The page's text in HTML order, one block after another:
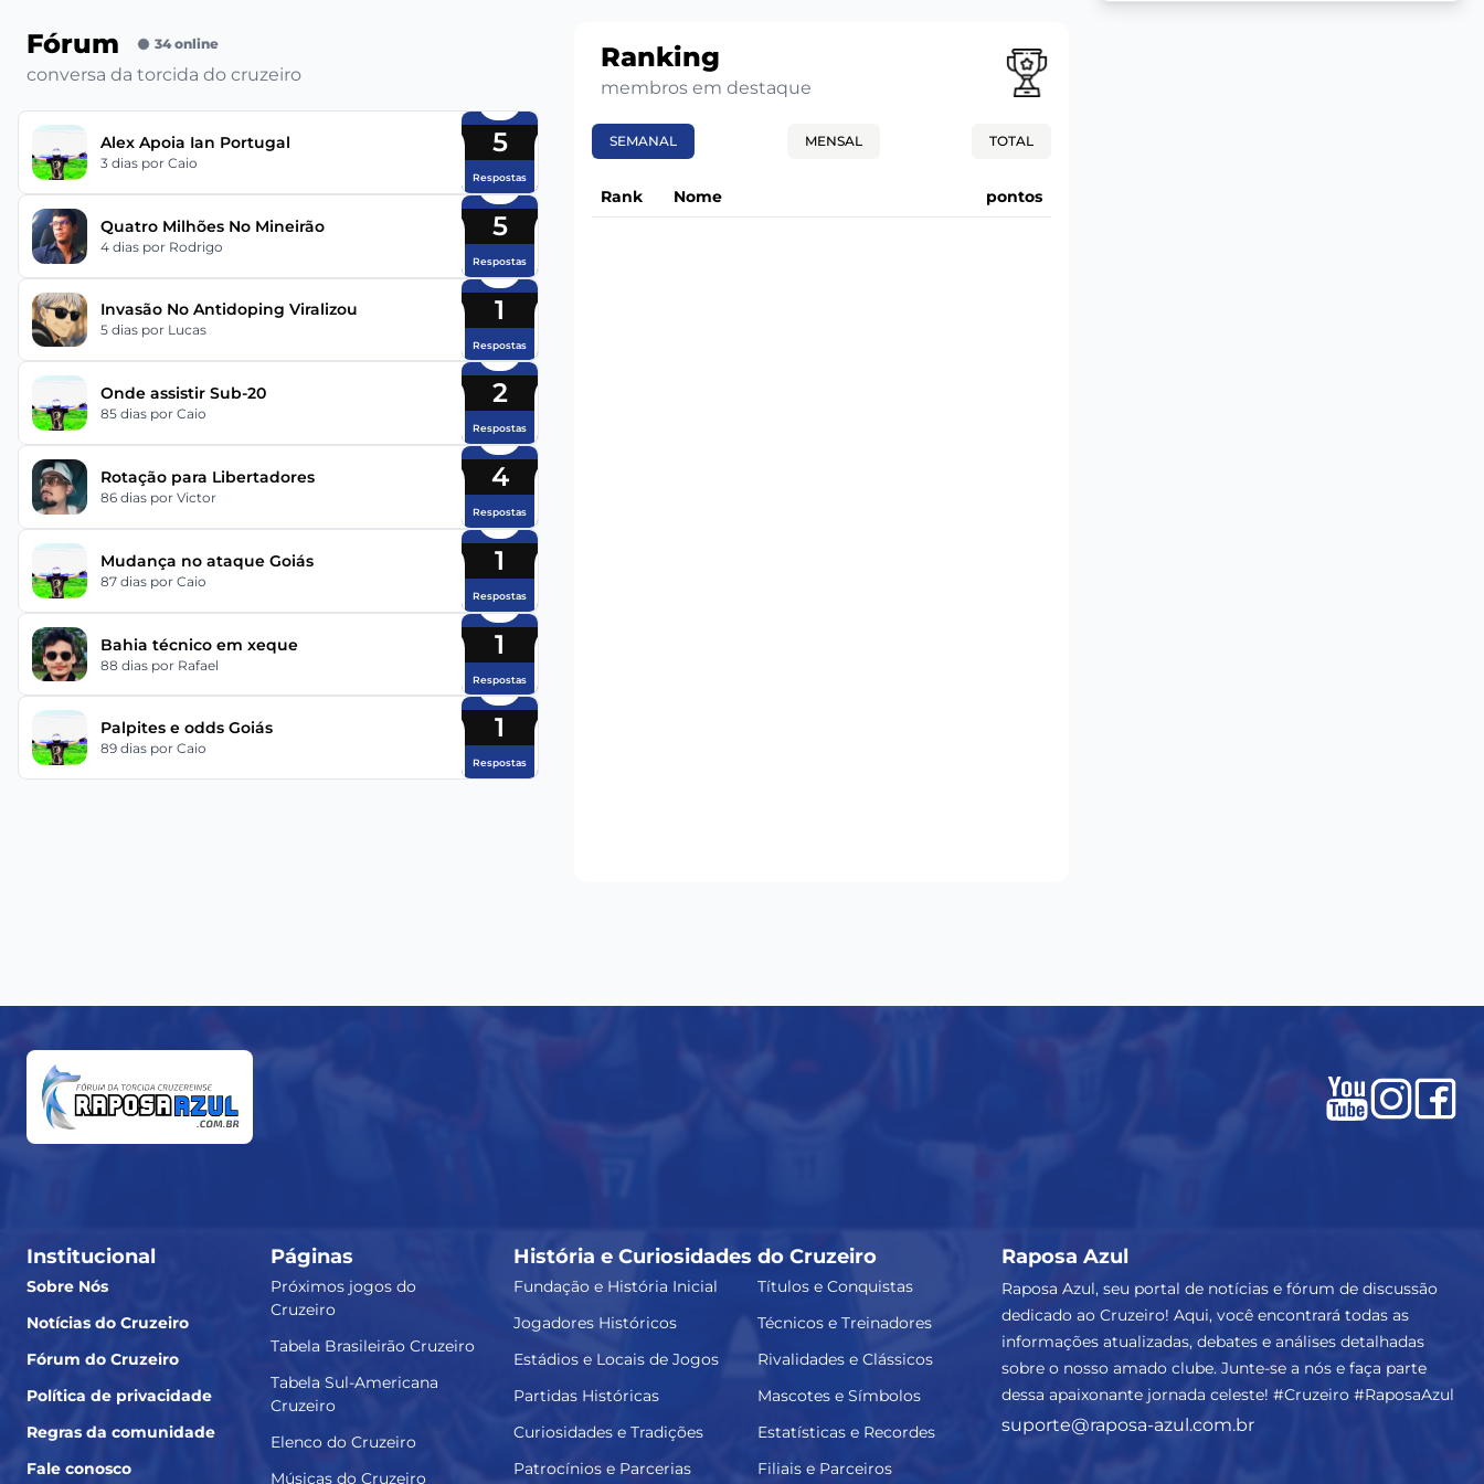
Fórum 34 online
conversa da torcida do cruzeiro
Alex Apoia Ian Portugal
3 dias por Caio
5
Respostas
Quatro Milhões No Mineirão
4 dias por Rodrigo
5
Respostas
Invasão No Antidoping Viralizou
5 dias por Lucas
1
Respostas
Onde assistir Sub-20
85 dias por Caio
2
Respostas
Rotação para Libertadores
86 dias por Victor
4
Respostas
Mudança no ataque Goiás
87 dias por Caio
1
Respostas
Bahia técnico em xeque
88 dias por Rafael
1
Respostas
Palpites e odds Goiás
89 dias por Caio
1
Respostas
Ranking
membros em destaque
SEMANAL MENSAL TOTAL
Rank Nome pontos
Institucional
Sobre Nós
Notícias do Cruzeiro
Fórum do Cruzeiro
Política de privacidade
Regras da comunidade
Fale conosco
Páginas
Próximos jogos do
Cruzeiro
Tabela Brasileirão Cruzeiro
Tabela Sul-Americana
Cruzeiro
Elenco do Cruzeiro
Músicas do Cruzeiro
História e Curiosidades do Cruzeiro
Fundação e História Inicial
Títulos e Conquistas
Jogadores Históricos
Técnicos e Treinadores
Estádios e Locais de Jogos
Rivalidades e Clássicos
Partidas Históricas
Mascotes e Símbolos
Curiosidades e Tradições
Estatísticas e Recordes
Patrocínios e Parcerias
Filiais e Parceiros
Raposa Azul
Raposa Azul, seu portal de notícias e fórum de discussão
dedicado ao Cruzeiro! Aqui, você encontrará todas as
informações atualizadas, debates e análises detalhadas
sobre o nosso amado clube. Junte-se a nós e faça parte
dessa apaixonante jornada celeste! #Cruzeiro #RaposaAzul
suporte@raposa-azul.com.br